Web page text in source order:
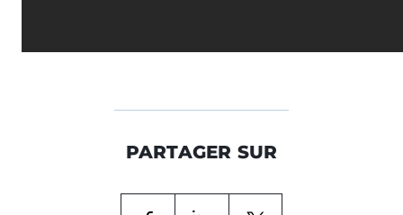
PARTAGER SUR